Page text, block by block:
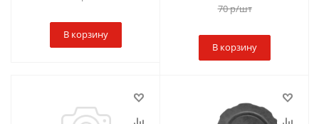
В корзину
70р/шт
В корзину